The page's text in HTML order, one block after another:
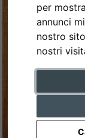
per
annunci
nostro
nostri
Indietro